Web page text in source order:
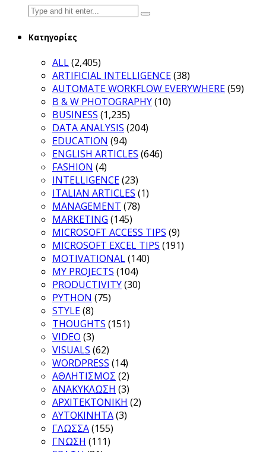
Search
for:
Κατηγορίες
ALL(2,405)
ARTIFICIAL INTELLIGENCE(38)
AUTOMATE WORKFLOW EVERYWHERE(59)
B & W PHOTOGRAPHY(10)
BUSINESS (1,235)
DATA ANALYSIS (204)
EDUCATION (94)
ENGLISH ARTICLES (646)
FASHION (4)
INTELLIGENCE(23)
ITALIAN ARTICLES (1)
MANAGEMENT (78)
MARKETING (145)
MICROSOFT ACCESS TIPS (9)
MICROSOFT EXCEL TIPS (191)
MOTIVATIONAL(140)
MY PROJECTS (104)
PRODUCTIVITY(30)
PYTHON (75)
STYLE(8)
THOUGHTS (151)
VIDEO (3)
VISUALS (62)
WORDPRESS (14)
ΑΘΛΗΤΙΣΜΟΣ (2)
ΑΝΑΚΥΚΛΩΣΗ (3)
ΑΡΧΙΤΕΚΤΟΝΙΚΗ (2)
ΑΥΤΟΚΙΝΗΤΑ(3)
ΓΛΩΣΣΑ(155)
ΓΝΩΣΗ (111)